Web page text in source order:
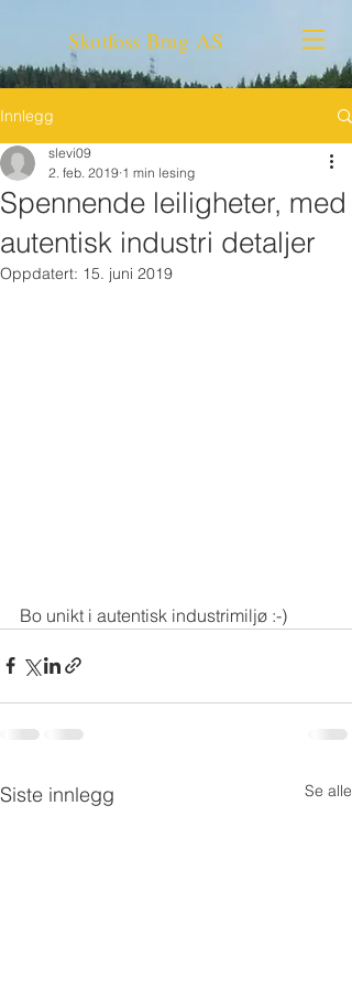
Skotfoss Brug AS
Innlegg
Spennende leiligheter, med
autentisk industri detaljer
slevi09
2. feb. 2019 1 min lesing
Oppdatert: 15. juni 2019
Bo unikt i autentisk industrimiljø :-)
Siste innlegg Se alle